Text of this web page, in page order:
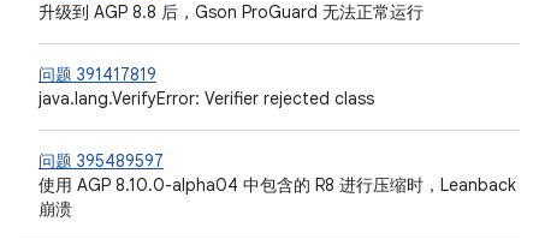
升级到 AGP 8.8 后，Gson ProGuard 无法正常运行
问题 391417819
java.lang.VerifyError: Verifier rejected class
问题 395489597
使用 AGP 8.10.0-alpha04 中包含的 R8 进行压缩时，Leanback
崩溃